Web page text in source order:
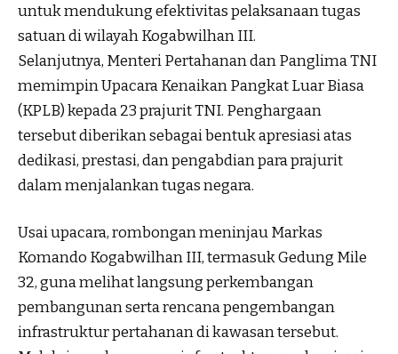
untuk mendukung efektivitas pelaksanaan tugas
satuan di wilayah Kogabwilhan III.
Selanjutnya, Menteri Pertahanan dan Panglima TNI
memimpin Upacara Kenaikan Pangkat Luar Biasa
(KPLB) kepada 23 prajurit TNI. Penghargaan
tersebut diberikan sebagai bentuk apresiasi atas
dedikasi, prestasi, dan pengabdian para prajurit
dalam menjalankan tugas negara.
Usai upacara, rombongan meninjau Markas
Komando Kogabwilhan III, termasuk Gedung Mile
32, guna melihat langsung perkembangan
pembangunan serta rencana pengembangan
infrastruktur pertahanan di kawasan tersebut.